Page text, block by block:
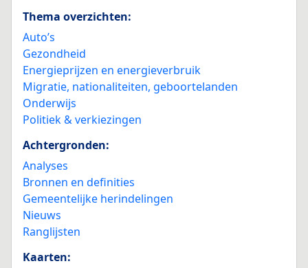
Thema overzichten:
Auto’s
Gezondheid
Energieprijzen en energieverbruik
Migratie, nationaliteiten, geboortelanden
Onderwijs
Politiek & verkiezingen
Achtergronden:
Analyses
Bronnen en definities
Gemeentelijke herindelingen
Nieuws
Ranglijsten
Kaarten: